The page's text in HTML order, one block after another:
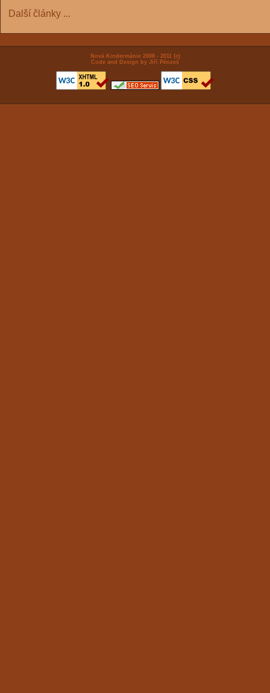
Další články ...
Nová Kindermánie 2008 - 2011 (c)
Code and Design by Jiří Pénzeš